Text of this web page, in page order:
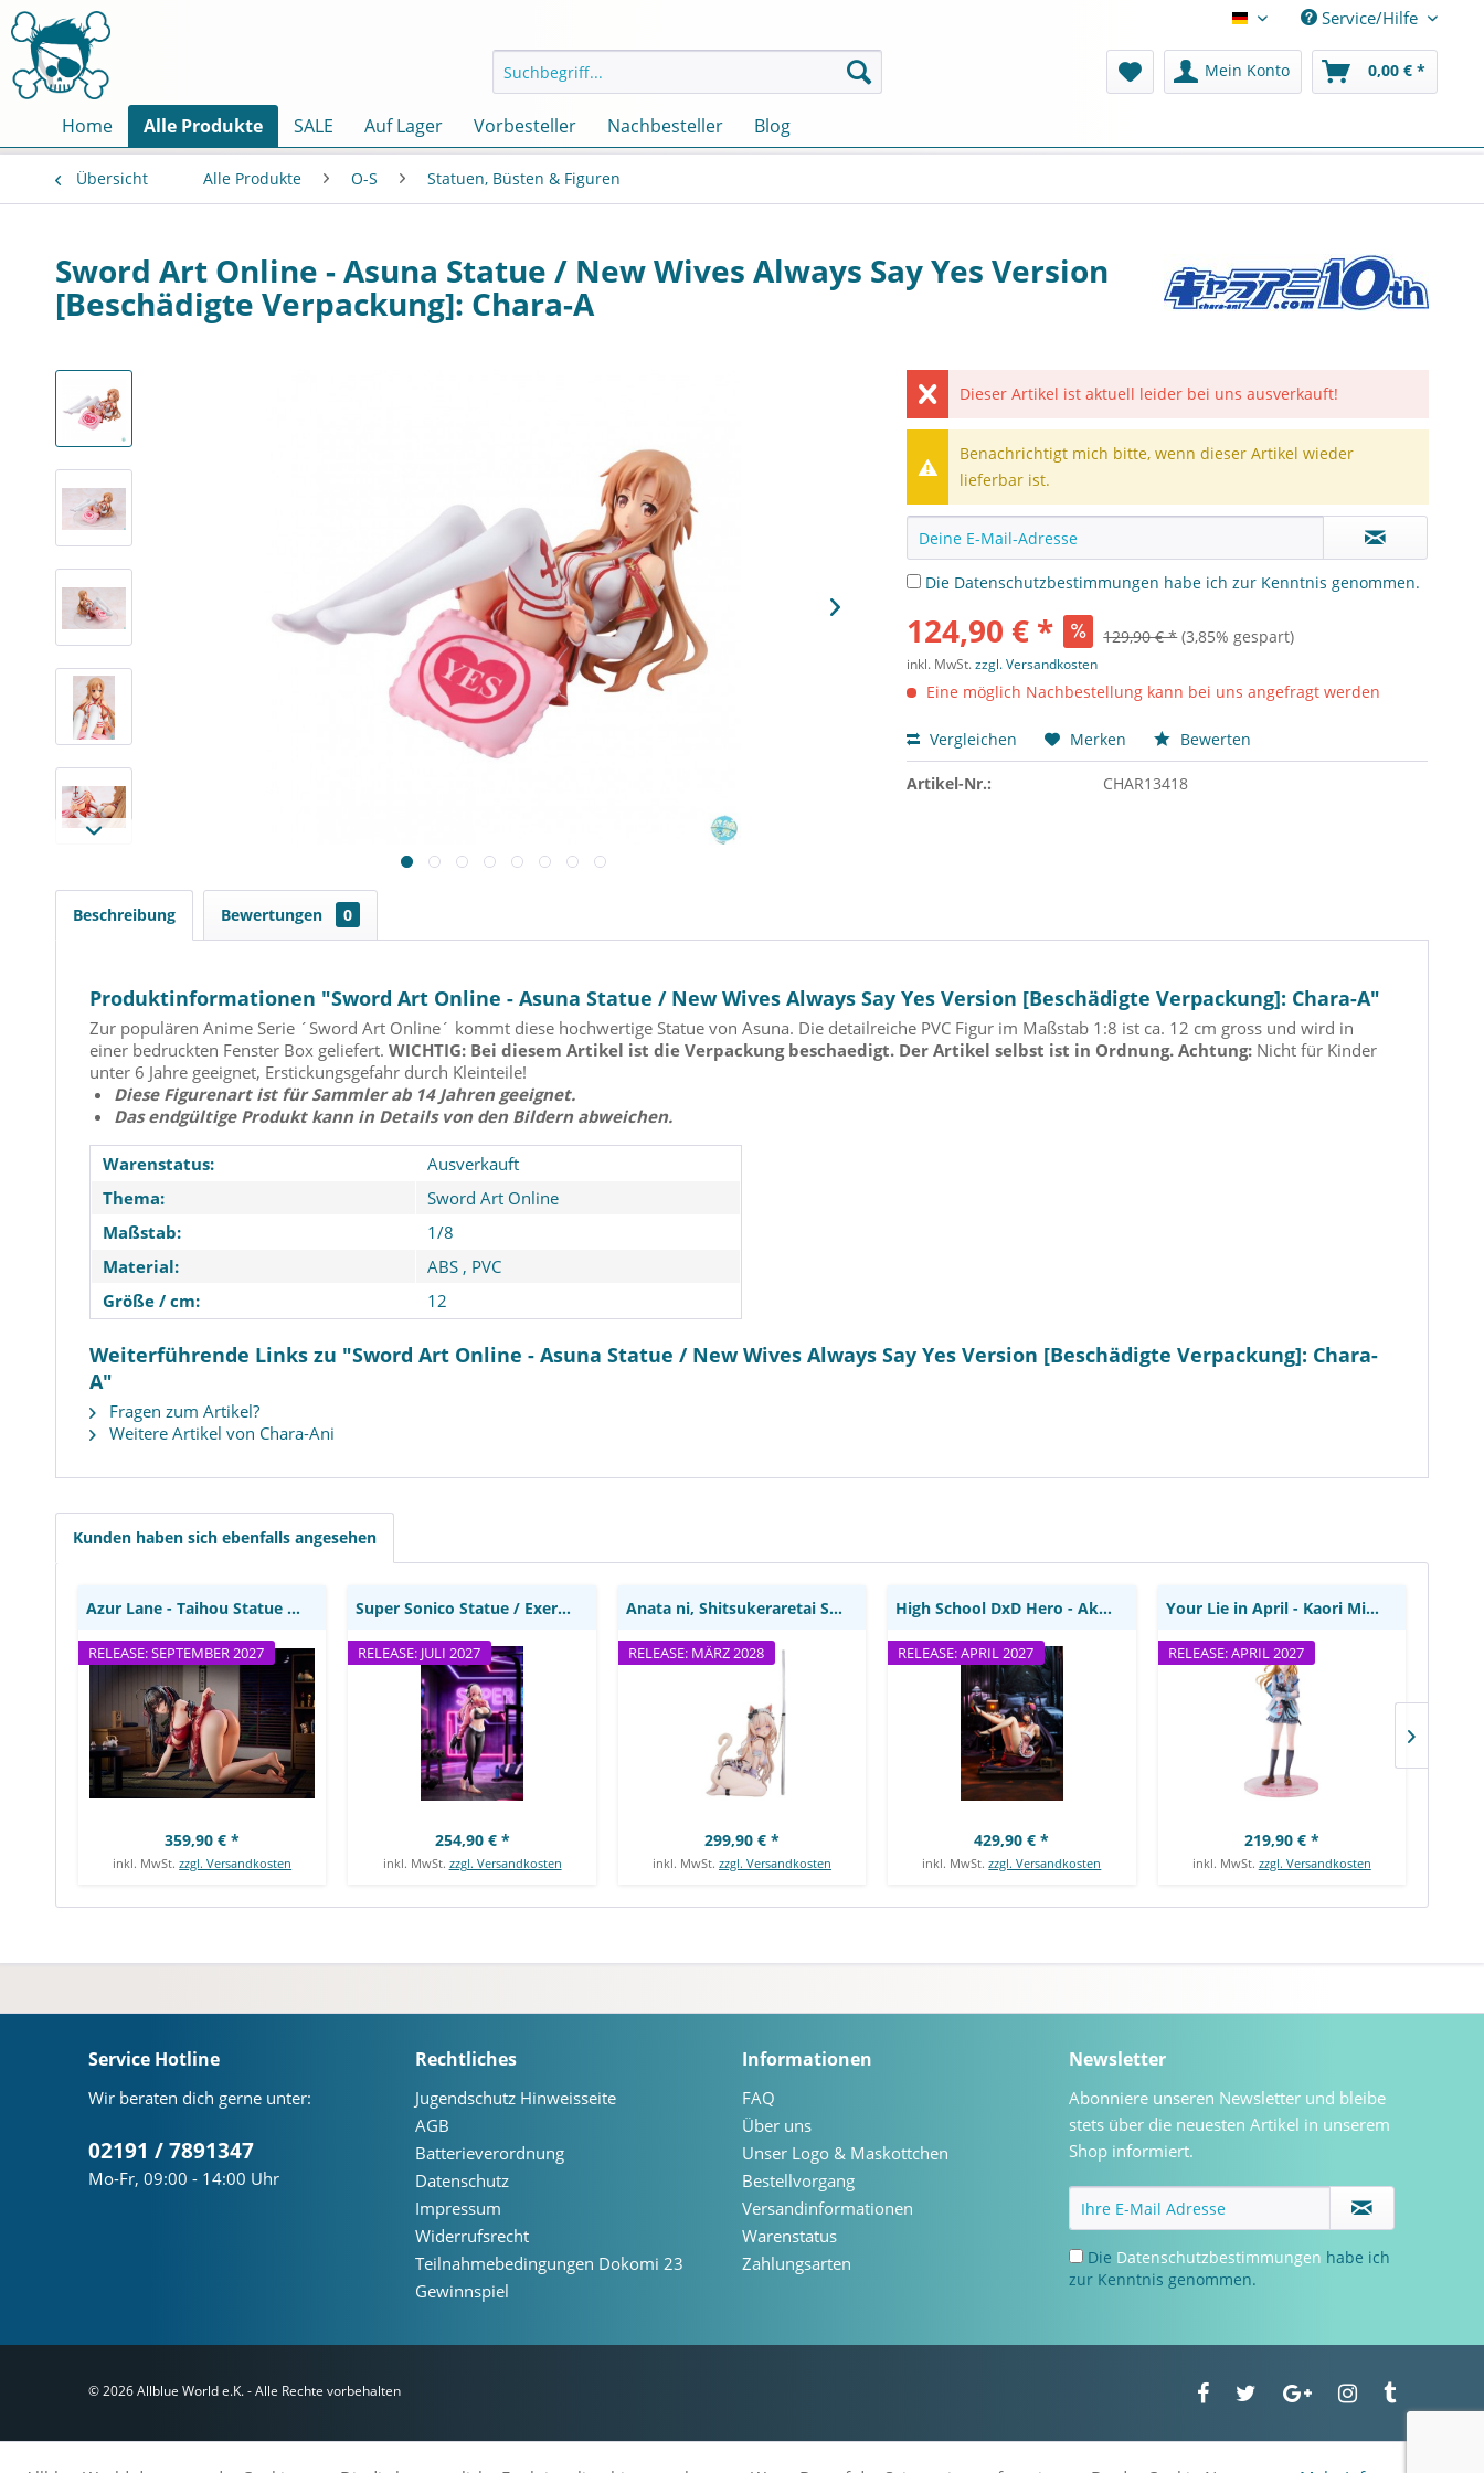
Deutsch Service/Hilfe
Mein Konto 0,00 € *
Home Alle Produkte SALE Auf Lager Vorbesteller Nachbesteller Blog
Übersicht Alle Produkte O-S Statuen, Büsten & Figuren
Sword Art Online - Asuna Statue / New Wives Always Say Yes Version
[Beschädigte Verpackung]: Chara-A
Dieser Artikel ist aktuell leider bei uns ausverkauft!
Benachrichtigt mich bitte, wenn dieser Artikel wieder
lieferbar ist.
Die Datenschutzbestimmungen habe ich zur Kenntnis genommen.
124,90 € * 129,90 € * (3,85% gespart)
inkl. MwSt.zzgl. Versandkosten
Eine möglich Nachbestellung kann bei uns angefragt werden
Vergleichen Merken Bewerten
Artikel-Nr.: CHAR13418
Beschreibung Bewertungen 0
Produktinformationen "Sword Art Online - Asuna Statue / New Wives Always Say Yes Version [Beschädigte Verpackung]: Chara-A"
Zur populären Anime Serie ´Sword Art Online´ kommt diese hochwertige Statue von Asuna. Die detailreiche PVC Figur im Maßstab 1:8 ist ca. 12 cm gross und wird in
einer bedruckten Fenster Box geliefert. WICHTIG: Bei diesem Artikel ist die Verpackung beschaedigt. Der Artikel selbst ist in Ordnung. Achtung: Nicht für Kinder
unter 6 Jahre geeignet, Erstickungsgefahr durch Kleinteile!
Diese Figurenart ist für Sammler ab 14 Jahren geeignet.
Das endgültige Produkt kann in Details von den Bildern abweichen.
Warenstatus:
Ausverkauft
Thema:
Sword Art Online
Maßstab:
1/8
Material:
ABS , PVC
Größe / cm:
12
Weiterführende Links zu "Sword Art Online - Asuna Statue / New Wives Always Say Yes Version [Beschädigte Verpackung]: Chara-
A"
Fragen zum Artikel?
Weitere Artikel von Chara-Ani
Kunden haben sich ebenfalls angesehen
Azur Lane - Taihou Statue /
RELEASE: SEPTEMBER 2027
Azur Lane - Taihou Statue / Private Quarter...
359,90 € *
inkl. MwSt.zzgl. Versandkosten
RELEASE: JULI 2027
Super Sonico Statue / Exercise Version: Solarain
254,90 € *
inkl. MwSt. zzgl. Versandkosten
RELEASE: MÄRZ 2028
Anata ni, Shitsukeraretai Statue: Pure
299,90 € *
inkl. MwSt. zzgl. Versandkosten
RELEASE: APRIL 2027
High School DxD Hero - Akeno Statue / 15th...
429,90 € *
inkl. MwSt.zzgl. Versandkosten
RELEASE: APRIL 2027
Your Lie in April - Kaori Miyazono Statue: Hanabee
219,90 € *
inkl. MwSt. zzgl. Versandkosten
Service Hotline
Wir beraten dich gerne unter:
02191 / 7891347
Mo-Fr, 09:00 - 14:00 Uhr
Rechtliches
Jugendschutz Hinweisseite
AGB
Batterieverordnung
Datenschutz
Impressum
Widerrufsrecht
Teilnahmebedingungen Dokomi 23
Gewinnspiel
Informationen
FAQ
Über uns
Unser Logo & Maskottchen
Bestellvorgang
Versandinformationen
Warenstatus
Zahlungsarten
Newsletter
Abonniere unseren Newsletter und bleibe
stets über die neuesten Artikel in unserem
Shop informiert.
Die Datenschutzbestimmungen habe ich
zur Kenntnis genommen.
© 2026 Allblue World e.K. - Alle Rechte vorbehalten